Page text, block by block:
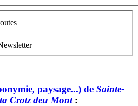
paysage...) de Sainte-
Crotz deu Mont: